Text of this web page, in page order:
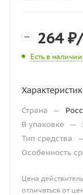
264₽
Есть в наличии
Страна —
В упаковке
—
Тип средства
—
Особенность
Цена
отличаться от